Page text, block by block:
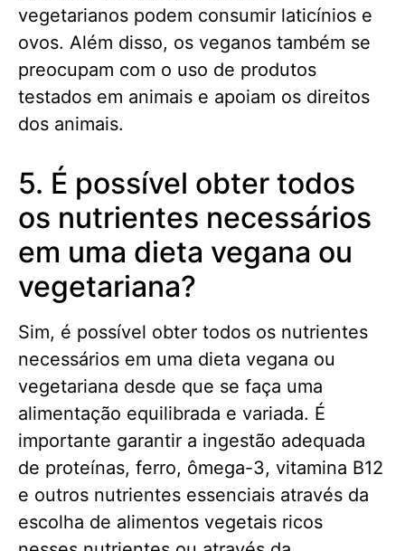
vegetarianos podem consumir laticínios e
ovos. Além disso, os veganos também se
preocupam com o uso de produtos
testados em animais e apoiam os direitos
dos animais.
5. É possível obter todos
os nutrientes necessários
em uma dieta vegana ou
vegetariana?
Sim, é possível obter todos os nutrientes
necessários em uma dieta vegana ou
vegetariana desde que se faça uma
alimentação equilibrada e variada. É
importante garantir a ingestão adequada
de proteínas, ferro, ômega-3, vitamina B12
e outros nutrientes essenciais através da
escolha de alimentos vegetais ricos